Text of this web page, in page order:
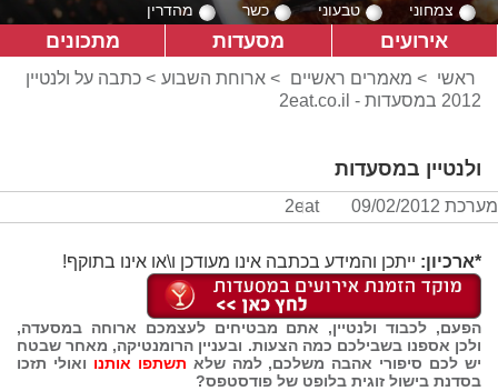
צמחוני טבעוני כשר מהדרין
אירועים מסעדות מתכונים
ראשי > מאמרים ראשיים > ארוחת השבוע > כתבה על ולנטיין
2012 במסעדות - 2eat.co.il
ולנטיין במסעדות
מערכת 2eat 09/02/2012
*ארכיון: ייתכן והמידע בכתבה אינו מעודכן ו\או אינו בתוקף!
הפעם, לכבוד ולנטיין, אתם מבטיחים לעצמכם ארוחה במסעדה,
ולכן אספנו בשבילכם כמה הצעות. ובעניין הרומנטיקה, מאחר שבטח
יש לכם סיפורי אהבה משלכם, למה שלא תשתפו אותנו ואולי תזכו
בסדנת בישול זוגית בלופט של פודסטפס?